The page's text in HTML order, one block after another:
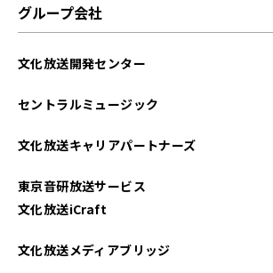
グループ会社
文化放送開発センター
セントラルミュージック
文化放送キャリアパートナーズ
東京音研放送サービス
文化放送iCraft
文化放送メディアブリッジ